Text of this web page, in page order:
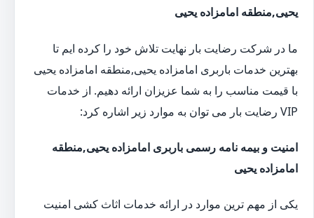
یحیی,منطقه امامزاده یحیی
ما در شرکت رضایت بار نهایت تلاش خود را کرده ایم تا
بهترین خدمات باربری امامزاده یحیی,منطقه امامزاده یحیی
با قیمت مناسب را به شما عزیزان ارائه دهیم. از خدمات
VIP رضایت بار می توان به موارد زیر اشاره کرد:
امنیت و بیمه نامه رسمی باربری امامزاده یحیی,منطقه
امامزاده یحیی
یکی از مهم ترین موارد در ارائه خدمات اثاث کشی امنیت